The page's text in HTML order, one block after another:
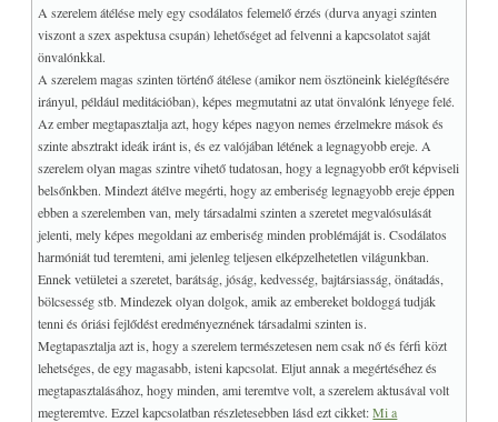
A szerelem átélése mely egy csodálatos felemelő érzés (durva anyagi szinten
viszont a szex aspektusa csupán) lehetőséget ad felvenni a kapcsolatot saját
önvalónkkal.
A szerelem magas szinten történő átélese (amikor nem ösztöneink kielégítésére
irányul, például meditációban), képes megmutatni az utat önvalónk lényege felé.
Az ember megtapasztalja azt, hogy képes nagyon nemes érzelmekre mások és
szinte absztrakt ideák iránt is, és ez valójában létének a legnagyobb ereje. A
szerelem olyan magas szintre vihető tudatosan, hogy a legnagyobb erőt képviseli
belsőnkben. Mindezt átélve megérti, hogy az emberiség legnagyobb ereje éppen
ebben a szerelemben van, mely társadalmi szinten a szeretet megvalósulását
jelenti, mely képes megoldani az emberiség minden problémáját is. Csodálatos
harmóniát tud teremteni, ami jelenleg teljesen elképzelhetetlen világunkban.
Ennek vetületei a szeretet, barátság, jóság, kedvesség, bajtársiasság, önátadás,
bölcsesség stb. Mindezek olyan dolgok, amik az embereket boldoggá tudják
tenni és óriási fejlődést eredményeznének társadalmi szinten is.
Megtapasztalja azt is, hogy a szerelem természetesen nem csak nő és férfi közt
lehetséges, de egy magasabb, isteni kapcsolat. Eljut annak a megértéséhez és
megtapasztalásához, hogy minden, ami teremtve volt, a szerelem aktusával volt
megteremtve. Ezzel kapcsolatban részletesebben lásd ezt cikket:Mi a